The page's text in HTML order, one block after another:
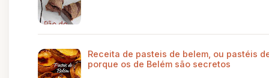
Receita de pasteis de belem, ou pastéis
porque os de Belém são secretos